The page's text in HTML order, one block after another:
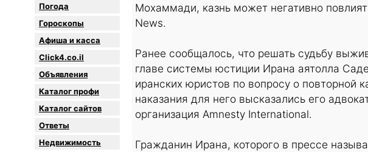
Погода
Гороскопы
Афиша и касса
Click4.co.il
Объявления
Каталог профи
Каталог сайтов
Oтветы
Недвижимость
Мохаммади, казнь может негативно
News.
Ранее сообщалось, что решать судьбу
главе системы юстиции Ирана аятолла
иранских юристов по вопросу о повторной
наказания для него высказались его
организация Amnesty International.
Гражданин Ирана, которого в прессе